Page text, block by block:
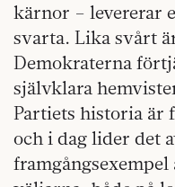
kärnor – levererar
svarta. Lika svårt
Demokraterna
självklara
Partiets historia är
och i dag lider det